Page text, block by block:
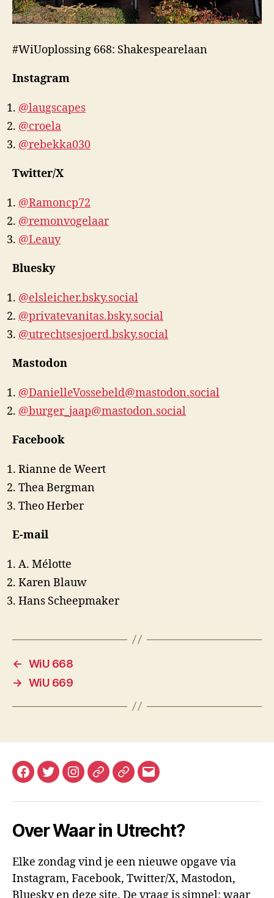
#WiUoplossing 668: Shakespearelaan
Instagram
@laugscapes
@croela
@rebekka030
Twitter/X
@Ramoncp72
@remonvogelaar
@Leauy
Bluesky
@elsleicher.bsky.social
@privatevanitas.bsky.social
@utrechtsesjoerd.bsky.social
Mastodon
@DanielleVossebeld@mastodon.social
@burger_jaap@mastodon.social
Facebook
Rianne de Weert
Thea Bergman
Theo Herber
E-mail
A. Mélotte
Karen Blauw
Hans Scheepmaker
← WiU 668
→ WiU 669
Facebook
TwitterInstagramMastodon
Bluesky
E-
Over Waar in Utrecht?
Elke zondag vind je een nieuwe opgave via
Instagram, Facebook, Twitter/X, Mastodon,
Bluesky en deze site. De vraag is simpel: waar